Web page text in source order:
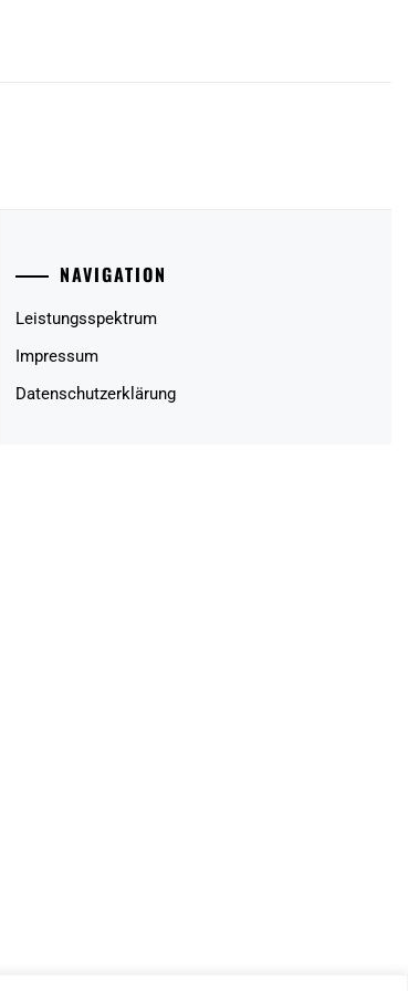
NAVIGATION
Leistungsspektrum
Impressum
Datenschutzerklärung